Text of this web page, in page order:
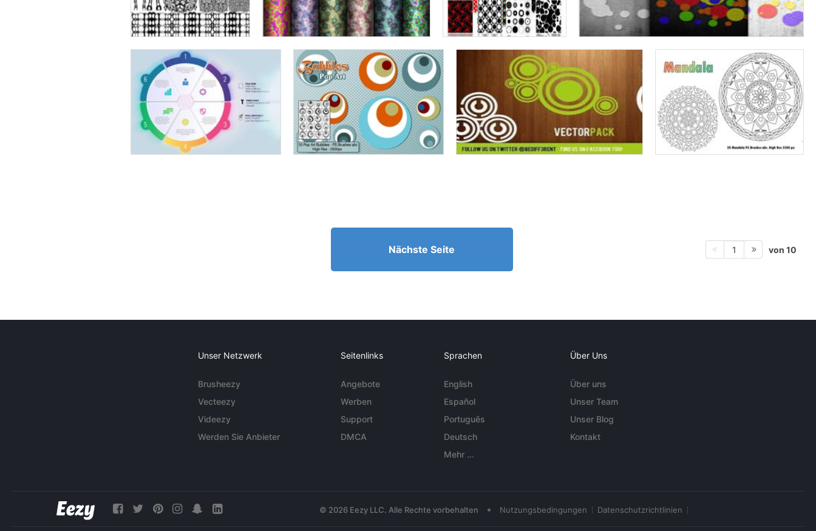
Nächste Seite 1 von 10
Unser Netzwerk
Brusheezy
Vecteezy
Videezy
Werden Sie Anbieter
Seitenlinks
Angebote
Werben
Support
DMCA
Sprachen
English
Español
Português
Deutsch
Mehr ...
Über Uns
Über uns
Unser Team
Unser Blog
Kontakt
© 2026 Eezy LLC. Alle Rechte vorbehalten • Nutzungsbedingungen Datenschutzrichtlinien